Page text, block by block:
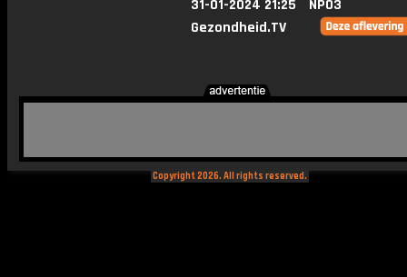
31-01-2024 21:25
NPO3
Gezondheid.TV
Copyright 2026. All rights reserved.